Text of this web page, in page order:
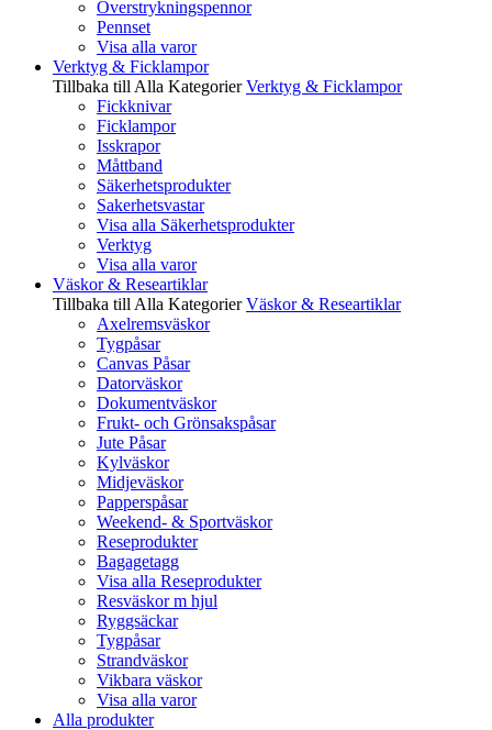
Överstrykningspennor
Pennset
Visa alla varor
Verktyg & Ficklampor
Tillbaka till Alla Kategorier Verktyg & Ficklampor
Fickknivar
Ficklampor
Isskrapor
Måttband
Säkerhetsprodukter
Sakerhetsvastar
Visa alla Säkerhetsprodukter
Verktyg
Visa alla varor
Väskor & Researtiklar
Tillbaka till Alla Kategorier Väskor & Researtiklar
Axelremsväskor
Tygpåsar
Canvas Påsar
Datorväskor
Dokumentväskor
Frukt- och Grönsakspåsar
Jute Påsar
Kylväskor
Midjeväskor
Papperspåsar
Weekend- & Sportväskor
Reseprodukter
Bagagetagg
Visa alla Reseprodukter
Resväskor m hjul
Ryggsäckar
Tygpåsar
Strandväskor
Vikbara väskor
Visa alla varor
Alla produkter